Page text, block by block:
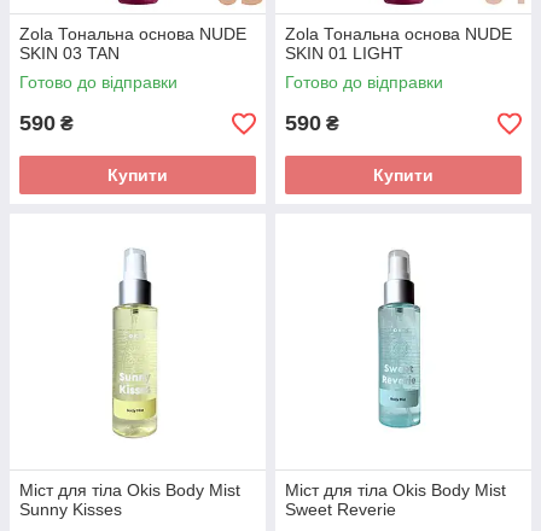
Zola Тональна основа NUDE
SKIN 03 TAN
Готово до відправки
590 ₴
Купити
Zola Тональна основа NUDE
SKIN 01 LIGHT
Готово до відправки
590 ₴
Купити
Міст для тіла Okis Body Mist
Sunny Kisses
Міст для тіла Okis Body Mist
Sweet Reverie